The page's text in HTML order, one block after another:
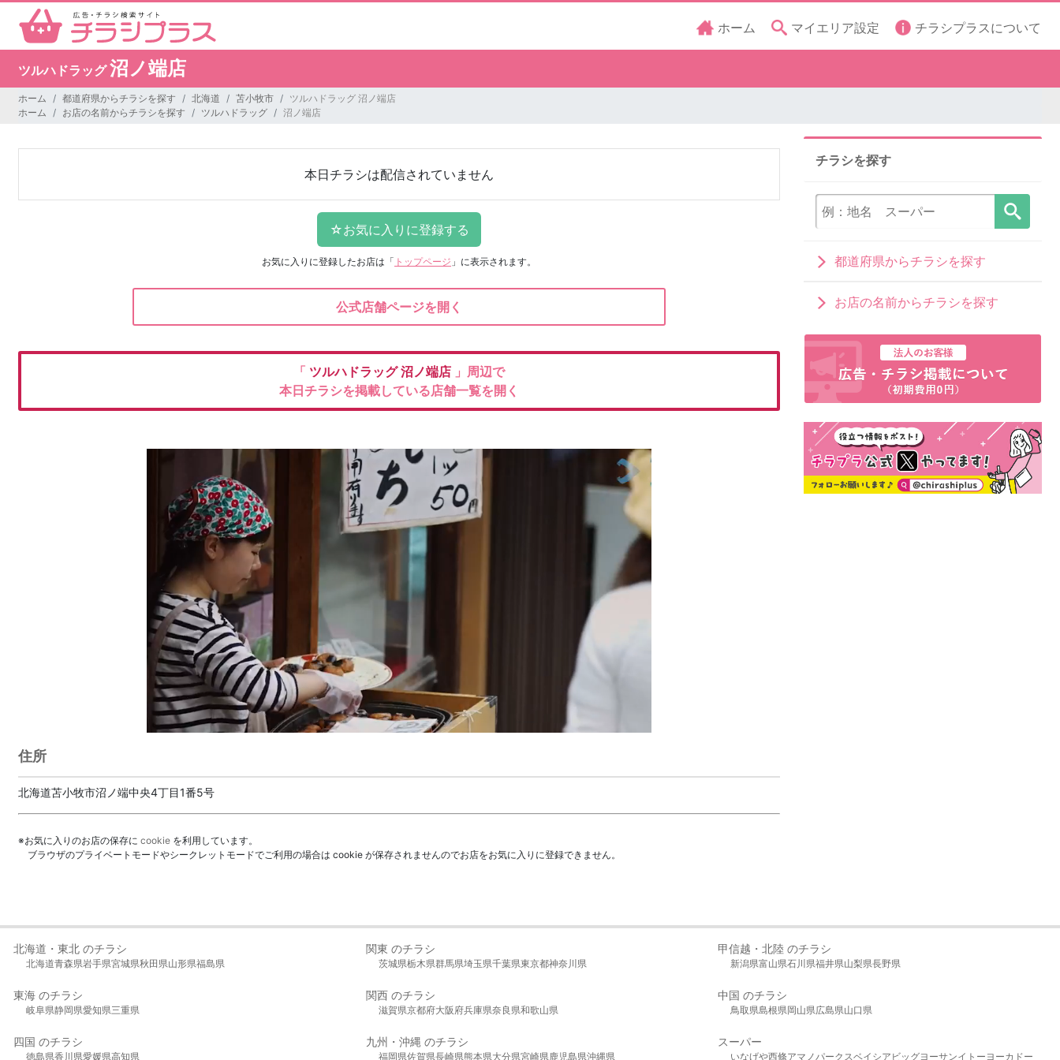
ホーム マイエリア設定 チラシプラスについて
ツルハドラッグ沼ノ端店
ホーム 都道府県からチラシを探す 北海道 苫小牧市
ツルハドラッグ 沼ノ端店
ホーム
お店の名前からチラシを探す ツルハドラッグ 沼ノ端店
本日チラシは配信されていません
お気に入りに登録したお店は 「 トップページ 」に表示されます。
公式店舗ページを開く
「 ツルハドラッグ沼ノ端店 」周辺で
本日チラシを掲載している店舗一覧を開く
住所
北海道苫小牧市沼ノ端中央4丁目1番5号
※お気に入りのお店の保存に cookie を利用しています。
ブラウザのプライベートモードやシークレットモードでご利用の場合は cookie が保存されませんのでお店をお気に入りに登録できません。
チラシを探す
都道府県からチラシを探す
お店の名前からチラシを探す
北海道・東北 のチラシ
北海道青森県岩手県宮城県秋田県山形県福島県
関東 のチラシ
茨城県栃木県群馬県埼玉県千葉県東京都神奈川県
甲信越・北陸 のチラシ
新潟県富山県石川県福井県山梨県長野県
東海 のチラシ
岐阜県静岡県愛知県三重県
関西 のチラシ
滋賀県京都府大阪府兵庫県奈良県和歌山県
中国 のチラシ
鳥取県島根県岡山県広島県山口県
四国 のチラシ
徳島県香川県愛媛県高知県
九州・沖縄 のチラシ
福岡県佐賀県長崎県熊本県大分県宮崎県鹿児島県沖縄県
スーパー
いなげや西條アマノパークスベイシア ビッグヨーサンイトーヨーカドー